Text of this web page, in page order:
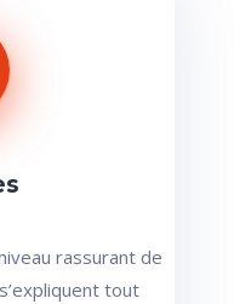
rassurant de
tout